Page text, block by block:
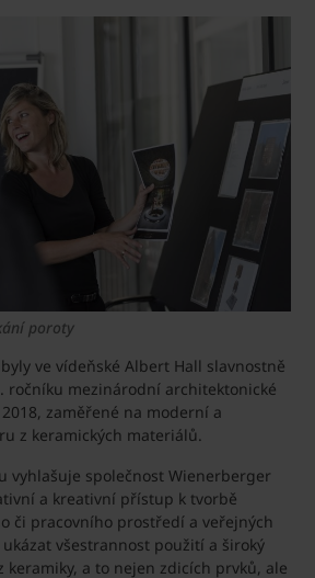
poroty
ve vídeňské Albert Hall slavnostně
ročníku mezinárodní architektonické
zaměřené na moderní a
z keramických materiálů.
vyhlašuje společnost Wienerberger
a kreativní přístup k tvorbě
či pracovního prostředí a veřejných
všestrannost použití a široký
a to nejen zdicích prvků, ale